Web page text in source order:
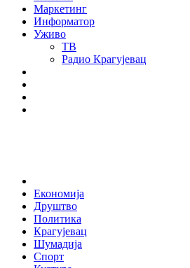
Маркетинг
Информатор
Уживо
ТВ
Радио Крагујевац
Економија
Друштво
Политика
Крагујевац
Шумадија
Спорт